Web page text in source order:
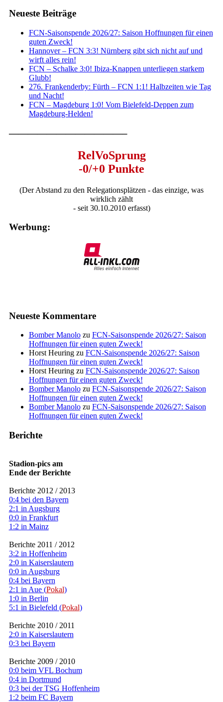
Neueste Beiträge
FCN-Saisonspende 2026/27: Saison Hoffnungen für einen
guten Zweck!
Hannover – FCN 3:3! Nürnberg gibt sich nicht auf und
wirft alles rein!
FCN – Schalke 3:0! Ibiza-Knappen unterliegen starkem
Glubb!
276. Frankenderby: Fürth – FCN 1:1! Halbzeiten wie Tag
und Nacht!
FCN – Magdeburg 1:0! Vom Bielefeld-Deppen zum
Magdeburg-Helden!
————————————–
RelVoSprung
-0/+0 Punkte
(Der Abstand zu den Relegationsplätzen - das einzige, was
wirklich zählt
- seit 30.10.2010 erfasst)
Werbung:
Neueste Kommentare
Bomber Manolozu FCN-Saisonspende 2026/27: Saison
Hoffnungen für einen guten Zweck!
Horst Heuringzu FCN-Saisonspende 2026/27: Saison
Hoffnungen für einen guten Zweck!
Horst Heuringzu FCN-Saisonspende 2026/27: Saison
Hoffnungen für einen guten Zweck!
Bomber Manolozu FCN-Saisonspende 2026/27: Saison
Hoffnungen für einen guten Zweck!
Bomber Manolozu FCN-Saisonspende 2026/27: Saison
Hoffnungen für einen guten Zweck!
Berichte
Stadion-pics am
Ende der Berichte
Berichte 2012 / 2013
0:4 bei den Bayern
2:1 in Augsburg
0:0 in Frankfurt
1:2 in Mainz
Berichte 2011 / 2012
3:2 in Hoffenheim
2:0 in Kaiserslautern
0:0 in Augsburg
0:4 bei Bayern
2:1 in Aue (Pokal)
1:0 in Berlin
5:1 in Bielefeld (Pokal)
Berichte 2010 / 2011
2:0 in Kaiserslautern
0:3 bei Bayern
Berichte 2009 / 2010
0:0 beim VFL Bochum
0:4 in Dortmund
0:3 bei der TSG Hoffenheim
1:2 beim FC Bayern